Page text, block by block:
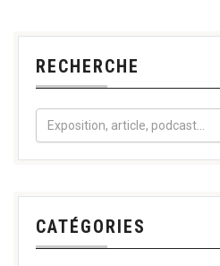
RECHERCHE
CATÉGORIES